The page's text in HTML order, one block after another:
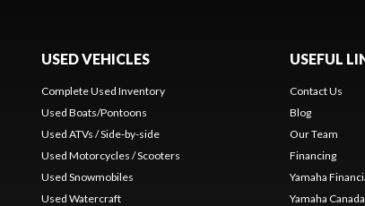
USED VEHICLES
Complete Used Inventory
Used Boats/Pontoons
Used ATVs / Side-by-side
Used Motorcycles / Scooters
Used Snowmobiles
Used Watercraft
USEFUL
Contact Us
Blog
Our Team
Financing
Yamaha
Yamaha Canada